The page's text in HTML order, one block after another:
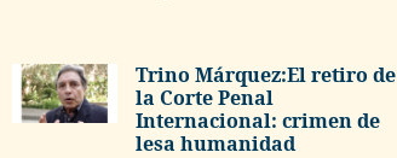
Trino Márquez:El retiro de
la Corte Penal
Internacional: crimen de
lesa humanidad